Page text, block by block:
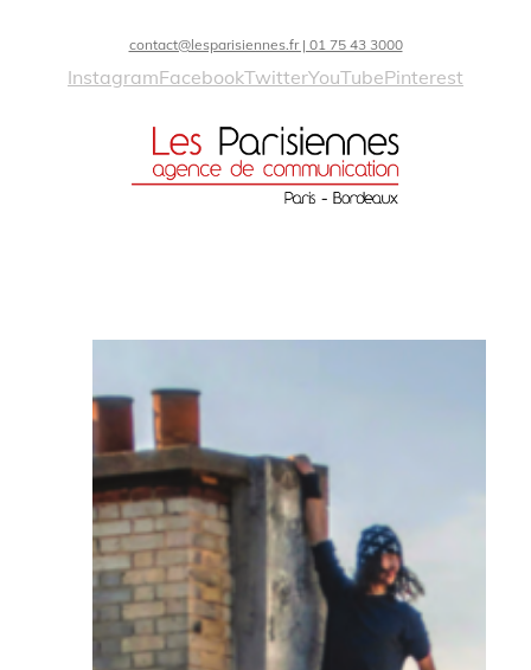
contact@lesparisiennes.fr | 01 75 43 3000
InstagramFacebookTwitterYouTubePinterest